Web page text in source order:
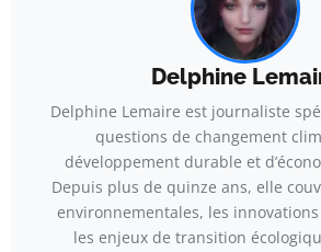
Delphine
Delphine Lemaire est journaliste
questions de changement
développement durable et
Depuis plus de quinze ans, elle
environnementales, les
les enjeux de transition